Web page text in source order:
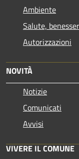
Ambiente
Salute,
Autorizzazioni
NOVITÀ
Notizie
Comunicati
Avvisi
VIVERE IL COMUNE